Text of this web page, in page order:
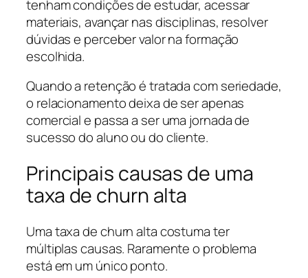
tenham condições de estudar, acessar
materiais, avançar nas disciplinas, resolver
dúvidas e perceber valor na formação
escolhida.
Quando a retenção é tratada com seriedade,
o relacionamento deixa de ser apenas
comercial e passa a ser uma jornada de
sucesso do aluno ou do cliente.
Principais causas de uma
taxa de churn alta
Uma taxa de churn alta costuma ter
múltiplas causas. Raramente o problema
está em um único ponto.